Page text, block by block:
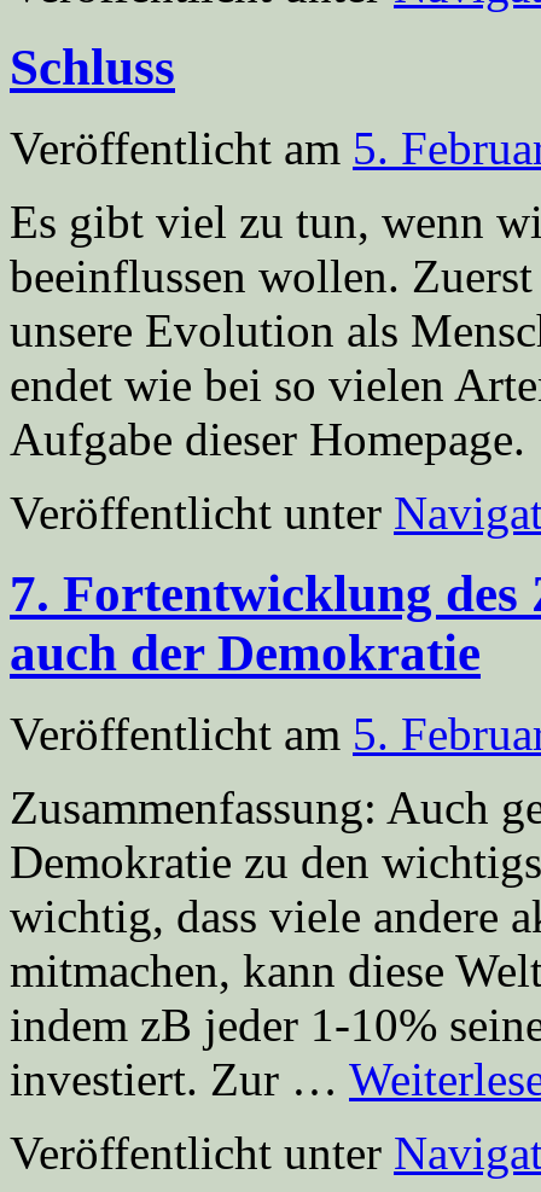
Schluss
Veröffentlicht am 5.
Es gibt viel zu tun, wenn
beeinflussen wollen.
unsere Evolution als
endet wie bei so vielen
Aufgabe dieser
Veröffentlicht unter
7. Fortentwicklung des
auch der Demokratie
Veröffentlicht am 5.
Zusammenfassung: Auch
Demokratie zu den
wichtig, dass viele andere
mitmachen, kann diese
indem zB jeder 1-10%
investiert. Zur …
Veröffentlicht unter